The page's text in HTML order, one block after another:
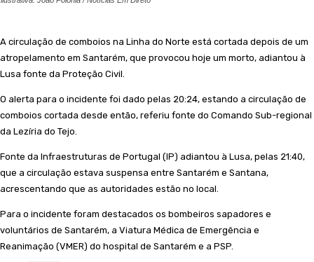
A circulação de comboios na Linha do Norte está cortada depois de um
atropelamento em Santarém, que provocou hoje um morto, adiantou à
Lusa fonte da Proteção Civil.
O alerta para o incidente foi dado pelas 20:24, estando a circulação de
comboios cortada desde então, referiu fonte do Comando Sub-regional
da Lezíria do Tejo.
Fonte da Infraestruturas de Portugal (IP) adiantou à Lusa, pelas 21:40,
que a circulação estava suspensa entre Santarém e Santana,
acrescentando que as autoridades estão no local.
Para o incidente foram destacados os bombeiros sapadores e
voluntários de Santarém, a Viatura Médica de Emergência e
Reanimação (VMER) do hospital de Santarém e a PSP.